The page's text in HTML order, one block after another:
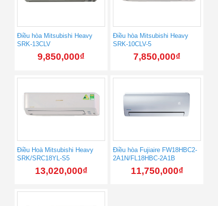
Điều hòa Mitsubishi Heavy
SRK-13CLV
9,850,000₫
Điều hòa Mitsubishi Heavy
SRK-10CLV-5
7,850,000₫
Điều Hoà Mitsubishi Heavy
SRK/SRC18YL-S5
13,020,000₫
Điều hòa Fujiaire FW18HBC2-
2A1N/FL18HBC-2A1B
11,750,000₫